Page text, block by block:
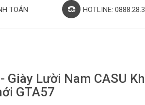
TOÁN HOTLINE:
Giày Lười Nam CASU
GTA57